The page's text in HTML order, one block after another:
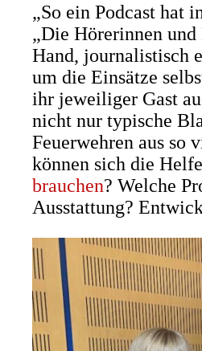
„So ein Podcast hat
„Die Hörerinnen und
Hand, journalistisch
um die Einsätze
ihr jeweiliger Gast
nicht nur typische
Feuerwehren aus so
können sich die
brauchen? Welche
Ausstattung?